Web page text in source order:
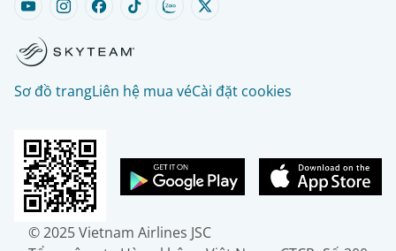
Sơ đồ trangLiên hệ mua véCài đặt cookies
© 2025 Vietnam Airlines JSC